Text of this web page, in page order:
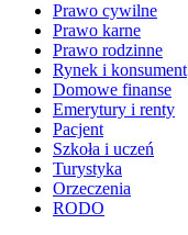
Prawo cywilne
Prawo karne
Prawo rodzinne
Rynek i konsument
Domowe finanse
Emerytury i renty
Pacjent
Szkoła i uczeń
Turystyka
Orzeczenia
RODO